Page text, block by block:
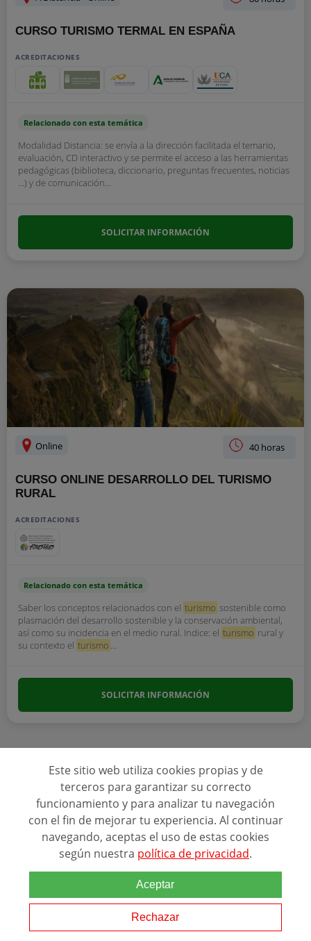
CURSO TURISMO TERMAL EN ESPAÑA
ACREDITACIONES
Relacionado con esta temática
Modalidad Distancia: se envía a la dirección facilitada el temario,
evaluación, CD interactivo y se permite el acceso a las herramientas
pedagógicas (biblioteca, diccionario, preguntas frecuentes, noticias
...) y de comunicación...
SOLICITAR INFORMACIÓN
Online 40 horas
CURSO ONLINE DESARROLLO DEL TURISMO
RURAL
ACREDITACIONES
Relacionado con esta temática
Saber los conceptos relacionados con el turismo sostenible como
plasmación del desarrollo sostenible y la conservación ambiental,
así como su incidencia en el medio rural. Indice: el turismo rural y
su contexto el turismo ...
SOLICITAR INFORMACIÓN
Ver más programas
Este sitio web utiliza cookies propias y de
terceros para garantizar su correcto
funcionamiento y para analizar tu navegación
con el fin de mejorar tu experiencia. Al continuar
navegando, aceptas el uso de estas cookies
según nuestra política de privacidad.
Aceptar
Rechazar